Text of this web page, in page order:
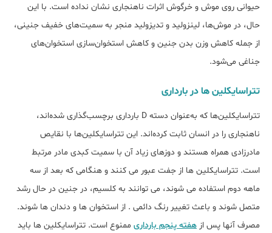
حیوانی روی موش و خرگوش اثرات ناهنجاری نشان نداده است. با این
حال، در موش‌ها، لینزولید و تدیزولید منجر به سمیت‌های خفیف جنینی،
از جمله کاهش وزن بدن جنین و کاهش استخوان‌سازی استخوان‌های
جناغی می‌شود.
تتراسایکلین ها در بارداری
تتراسایکلین‌ها که به‌عنوان دسته D بارداری برچسب‌گذاری شده‌اند،
ناهنجاری را در انسان ثابت کرده‌اند. این تتراسایکلین‌ها با نقایص
مادرزادی همراه هستند و دوزهای زیاد آن با سمیت کبدی مادر مرتبط
است. تتراسایکلین ها از جفت عبور می کنند و هنگامی که بعد از سه
ماهه دوم استفاده می شوند، می توانند به کلسیم، در جنین در حال رشد
متصل شوند و باعث تغییر رنگ دائمی . از استخوان ها و دندان ها شوند.
مصرف آنها پس از هفته پنجم بارداری ممنوع است. تتراسایکلین ها باید